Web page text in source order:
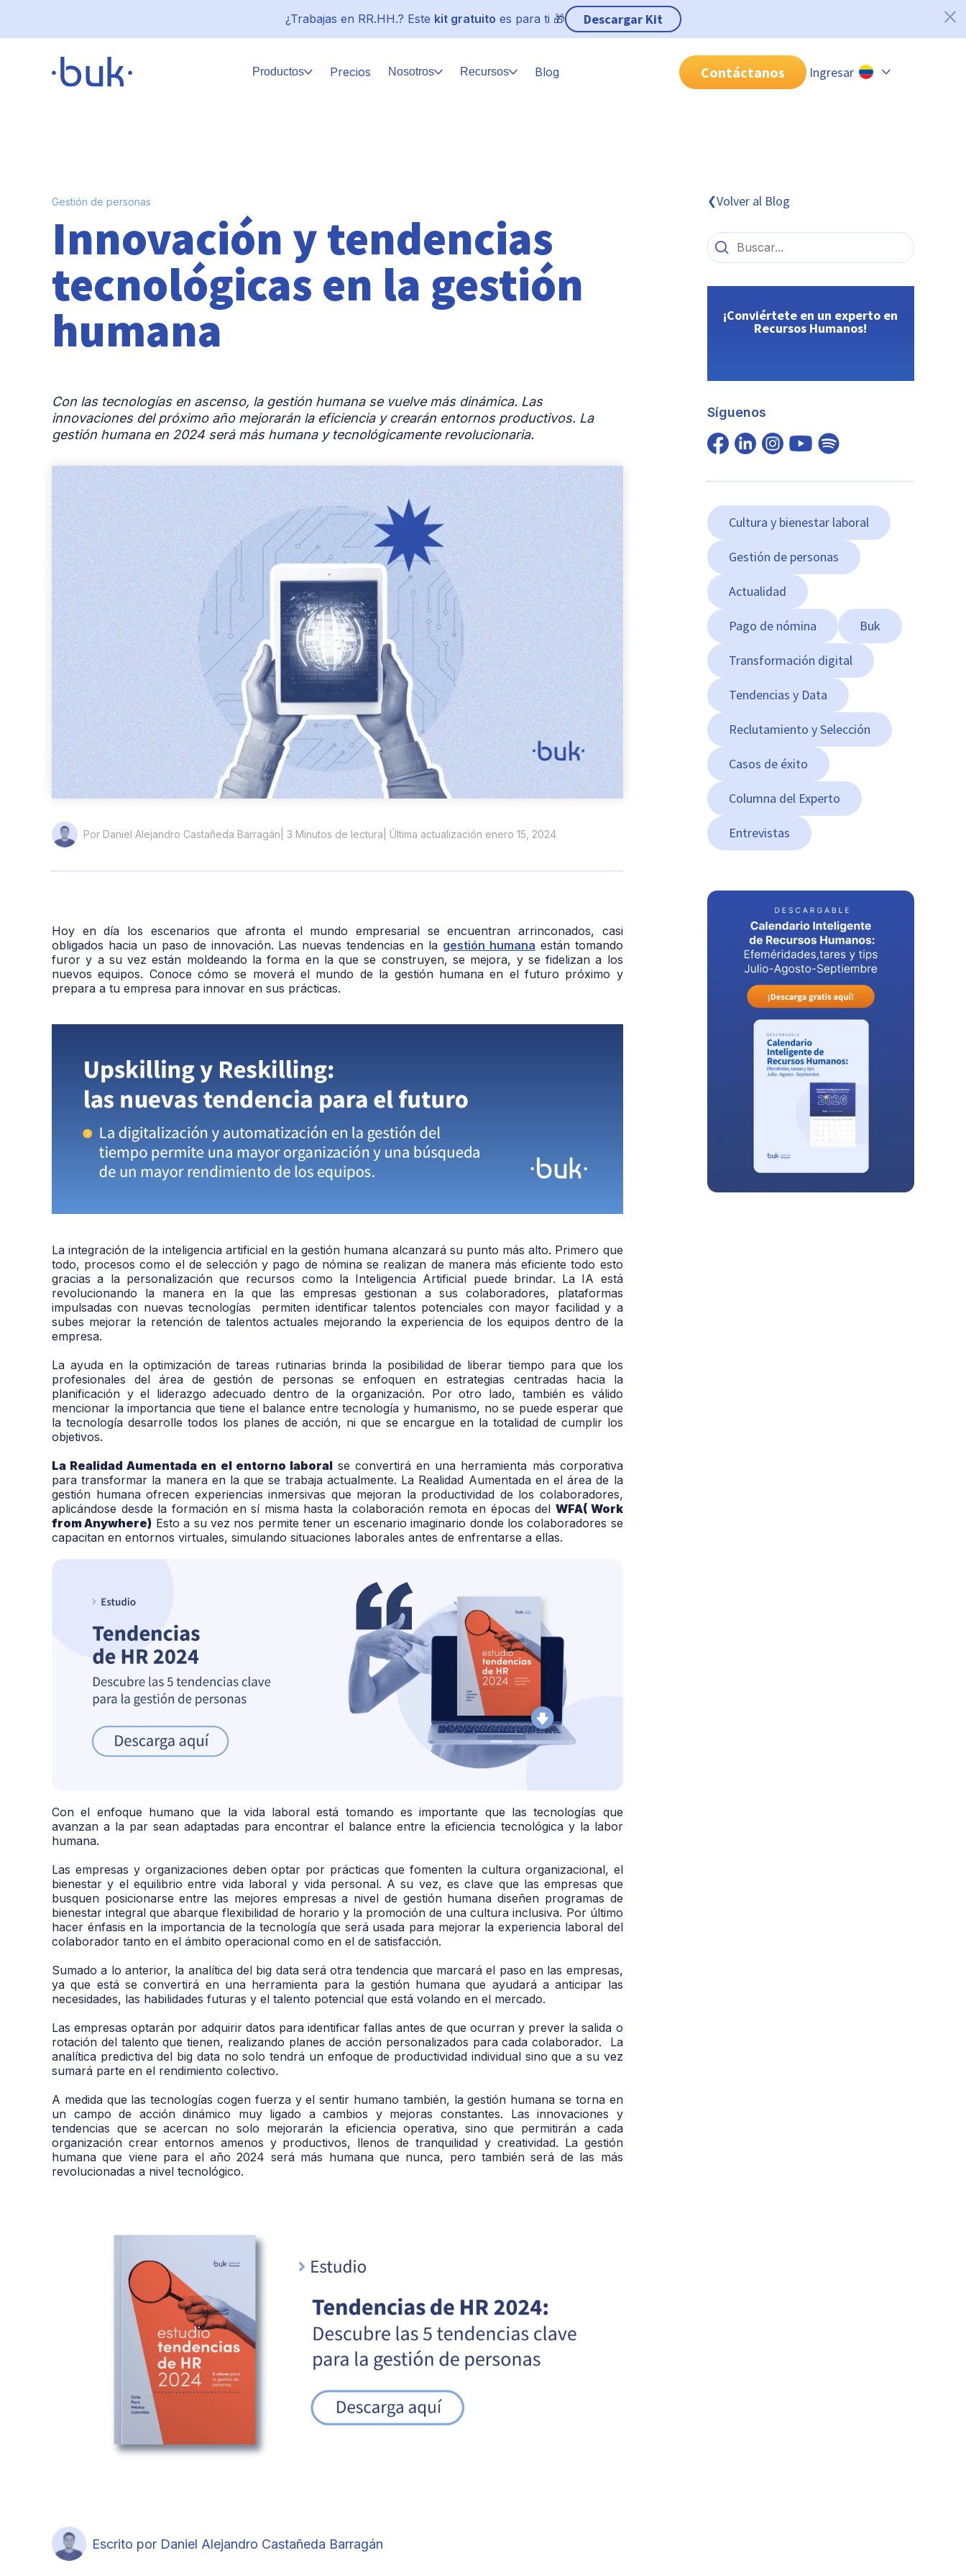
¿Trabajas en RR.HH.? Este kit gratuito es para ti 🎁 Descargar Kit
Productos Precios Nosotros Recursos Blog Contáctanos Ingresar
Gestión de personas
Innovación y tendencias
tecnológicas en la gestión
humana
Con las tecnologías en ascenso, la gestión humana se vuelve más dinámica. Las
innovaciones del próximo año mejorarán la eficiencia y crearán entornos productivos. La
gestión humana en 2024 será más humana y tecnológicamente revolucionaria.
Por Daniel Alejandro Castañeda Barragán | 3 Minutos de lectura | Última actualización enero 15, 2024
Hoy en día los escenarios que afronta el mundo empresarial se encuentran arrinconados, casi
obligados hacia un paso de innovación. Las nuevas tendencias en la gestión humana están tomando
furor y a su vez están moldeando la forma en la que se construyen, se mejora, y se fidelizan a los
nuevos equipos. Conoce cómo se moverá el mundo de la gestión humana en el futuro próximo y
prepara a tu empresa para innovar en sus prácticas.
La integración de la inteligencia artificial en la gestión humana alcanzará su punto más alto. Primero que
todo, procesos como el de selección y pago de nómina se realizan de manera más eficiente todo esto
gracias a la personalización que recursos como la Inteligencia Artificial puede brindar. La IA está
revolucionando la manera en la que las empresas gestionan a sus colaboradores, plataformas
impulsadas con nuevas tecnologías permiten identificar talentos potenciales con mayor facilidad y a
subes mejorar la retención de talentos actuales mejorando la experiencia de los equipos dentro de la
empresa.
La ayuda en la optimización de tareas rutinarias brinda la posibilidad de liberar tiempo para que los
profesionales del área de gestión de personas se enfoquen en estrategias centradas hacia la
planificación y el liderazgo adecuado dentro de la organización. Por otro lado, también es válido
mencionar la importancia que tiene el balance entre tecnología y humanismo, no se puede esperar que
la tecnología desarrolle todos los planes de acción, ni que se encargue en la totalidad de cumplir los
objetivos.
La Realidad Aumentada en el entorno laboralse convertirá en una herramienta más corporativa
para transformar la manera en la que se trabaja actualmente. La Realidad Aumentada en el área de la
gestión humana ofrecen experiencias inmersivas que mejoran la productividad de los colaboradores,
aplicándose desde la formación en sí misma hasta la colaboración remota en épocas del WFA( Work
from Anywhere) Esto a su vez nos permite tener un escenario imaginario donde los colaboradores se
capacitan en entornos virtuales, simulando situaciones laborales antes de enfrentarse a ellas.
Con el enfoque humano que la vida laboral está tomando es importante que las tecnologías que
avanzan a la par sean adaptadas para encontrar el balance entre la eficiencia tecnológica y la labor
humana.
Las empresas y organizaciones deben optar por prácticas que fomenten la cultura organizacional, el
bienestar y el equilibrio entre vida laboral y vida personal. A su vez, es clave que las empresas que
busquen posicionarse entre las mejores empresas a nivel de gestión humana diseñen programas de
bienestar integral que abarque flexibilidad de horario y la promoción de una cultura inclusiva. Por último
hacer énfasis en la importancia de la tecnología que será usada para mejorar la experiencia laboral del
colaborador tanto en el ámbito operacional como en el de satisfacción.
Sumado a lo anterior, la analítica del big data será otra tendencia que marcará el paso en las empresas,
ya que está se convertirá en una herramienta para la gestión humana que ayudará a anticipar las
necesidades, las habilidades futuras y el talento potencial que está volando en el mercado.
Las empresas optarán por adquirir datos para identificar fallas antes de que ocurran y prever la salida o
rotación del talento que tienen, realizando planes de acción personalizados para cada colaborador. La
analítica predictiva del big data no solo tendrá un enfoque de productividad individual sino que a su vez
sumará parte en el rendimiento colectivo.
A medida que las tecnologías cogen fuerza y el sentir humano también, la gestión humana se torna en
un campo de acción dinámico muy ligado a cambios y mejoras constantes. Las innovaciones y
tendencias que se acercan no solo mejorarán la eficiencia operativa, sino que permitirán a cada
organización crear entornos amenos y productivos, llenos de tranquilidad y creatividad. La gestión
humana que viene para el año 2024 será más humana que nunca, pero también será de las más
revolucionadas a nivel tecnológico.
Escrito por Daniel Alejandro Castañeda Barragán
❮Volver al Blog
¡Conviértete en un experto en
Recursos Humanos!
Síguenos
Cultura y bienestar laboral
Gestión de personas
Actualidad
Pago de nómina Buk
Transformación digital
Tendencias y Data
Reclutamiento y Selección
Casos de éxito
Columna del Experto
Entrevistas